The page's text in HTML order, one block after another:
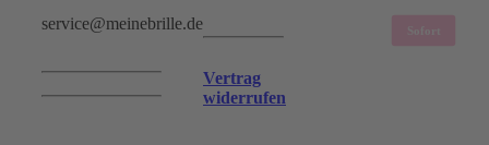
service@meinebrille.de
Vertrag
widerrufen